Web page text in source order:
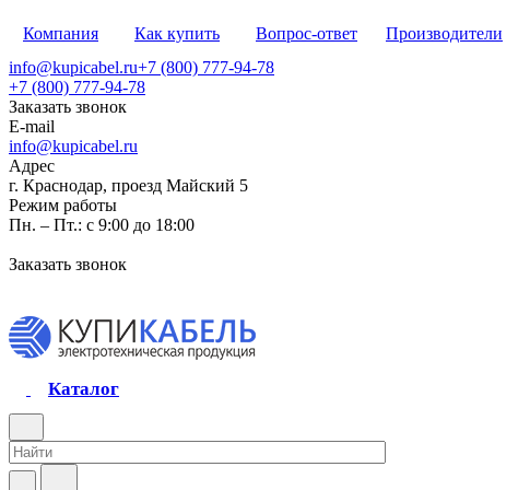
Компания Как купить Вопрос-ответ Производители
info@kupicabel.ru+7 (800) 777-94-78
+7 (800) 777-94-78
Заказать звонок
E-mail
info@kupicabel.ru
Адрес
г. Краснодар, проезд Майский 5
Режим работы
Пн. – Пт.: с 9:00 до 18:00
Заказать звонок
Каталог